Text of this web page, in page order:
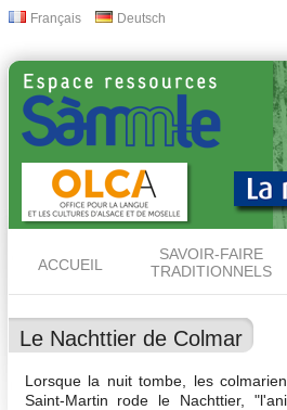
Français Deutsch
ACCUEIL
SAVOIR-FAIRE
TRADITIONNELS
Le Nachttier de Colmar
Lorsque la nuit tombe, les
Saint-Martin rode le Nachttier,